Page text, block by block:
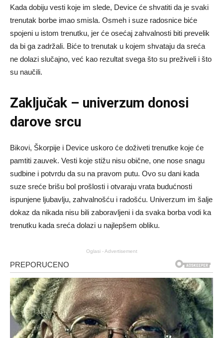
Kada dobiju vesti koje im slede, Device će shvatiti da je svaki
trenutak borbe imao smisla. Osmeh i suze radosnice biće
spojeni u istom trenutku, jer će osećaj zahvalnosti biti prevelik
da bi ga zadržali. Biće to trenutak u kojem shvataju da sreća
ne dolazi slučajno, već kao rezultat svega što su preživeli i što
su naučili.
Zaključak – univerzum donosi
darove srcu
Bikovi, Škorpije i Device uskoro će doživeti trenutke koje će
pamtiti zauvek. Vesti koje stižu nisu obične, one nose snagu
sudbine i potvrdu da su na pravom putu. Ovo su dani kada
suze sreće brišu bol prošlosti i otvaraju vrata budućnosti
ispunjene ljubavlju, zahvalnošću i radošću. Univerzum im šalje
dokaz da nikada nisu bili zaboravljeni i da svaka borba vodi ka
trenutku kada sreća dolazi u najlepšem obliku.
Oglasi - Advertisement